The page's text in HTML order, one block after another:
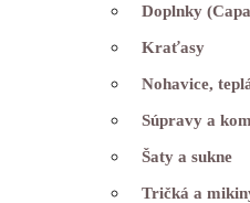
Doplnky
Kraťasy
Nohavice,
Súpravy a
Šaty a sukne
Tričká a